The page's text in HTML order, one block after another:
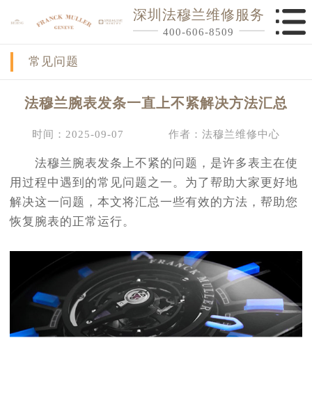
深圳法穆兰维修服务
400-606-8509
常见问题
法穆兰腕表发条一直上不紧解决方法汇总
时间：2025-09-07 作者：法穆兰维修中心
法穆兰腕表发条上不紧的问题，是许多表主在使
用过程中遇到的常见问题之一。为了帮助大家更好地
解决这一问题，本文将汇总一些有效的方法，帮助您
恢复腕表的正常运行。